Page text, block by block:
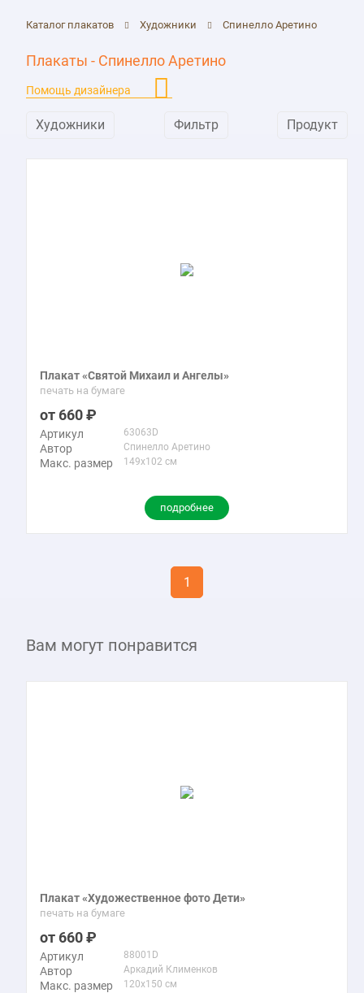
Каталог плакатов Художники Спинелло Аретино
Плакаты - Спинелло Аретино
Помощь дизайнера
Художники Фильтр Продукт
Плакат «Святой Михаил и Ангелы»
печать на бумаге
660
Артикул 63063D
Автор Спинелло Аретино
Макс. размер 149x102 см
подробнее
1
Вам могут понравится
Плакат «Художественное фото Дети»
печать на бумаге
660
Артикул 88001D
Автор Аркадий Клименков
Макс. размер 120x150 см